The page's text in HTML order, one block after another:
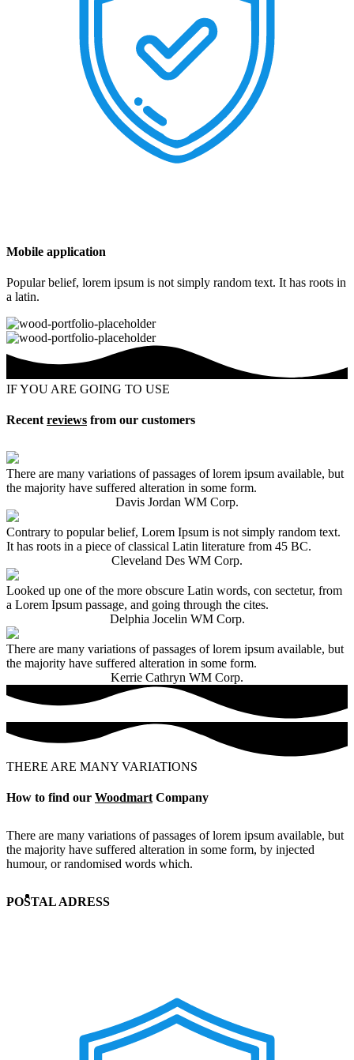
Mobile application
Popular belief, lorem ipsum is not simply random text. It has roots in
a latin.
IF YOU ARE GOING TO USE
Recent reviews from our customers
There are many variations of passages of lorem ipsum available, but
the majority have suffered alteration in some form.
Davis Jordan WM Corp.
Contrary to popular belief, Lorem Ipsum is not simply random text.
It has roots in a piece of classical Latin literature from 45 BC.
Cleveland Des WM Corp.
Looked up one of the more obscure Latin words, con sectetur, from
a Lorem Ipsum passage, and going through the cites.
Delphia Jocelin WM Corp.
There are many variations of passages of lorem ipsum available, but
the majority have suffered alteration in some form.
Kerrie Cathryn WM Corp.
THERE ARE MANY VARIATIONS
How to find our Woodmart Company
There are many variations of passages of lorem ipsum available, but
the majority have suffered alteration in some form, by injected
humour, or randomised words which.
POSTAL ADRESS